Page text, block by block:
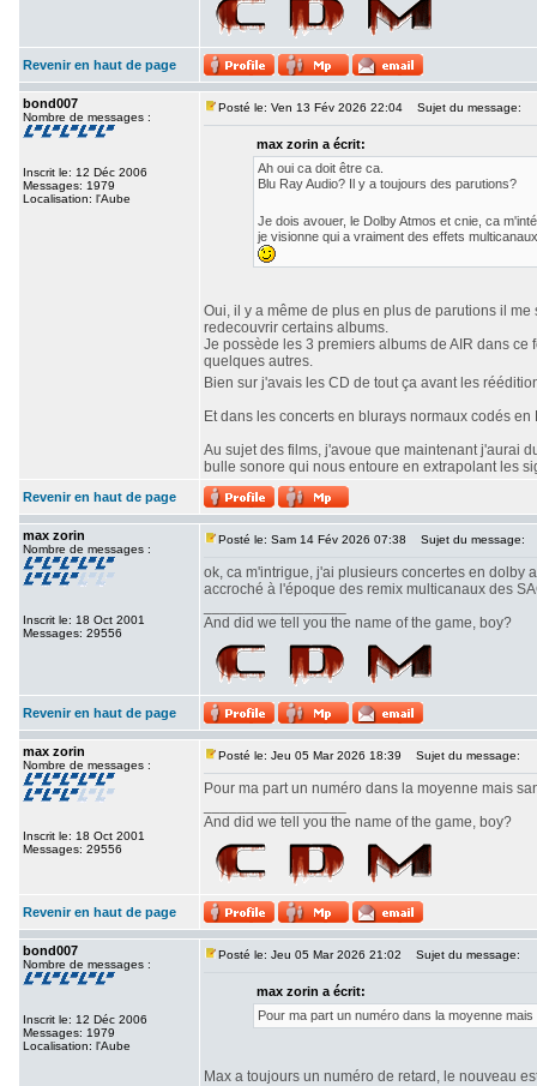
Revenir en haut de page
bond007
Nombre de messages :
Inscrit le: 12 Déc 2006
Messages: 1979
Localisation: l'Aube
Posté le: Ven 13 Fév 2026 22:04 Sujet du message:
max zorin a écrit:
Ah oui ca doit être ca.
Blu Ray Audio? Il y a toujours des parutions?
Je dois avouer, le Dolby Atmos et cnie, ca
je visionne qui a vraiment des effets
Oui, il y a même de plus en plus de parutions il
redecouvrir certains albums.
Je possède les 3 premiers albums de AIR dans
quelques autres.
Bien sur j'avais les CD de tout ça avant les
Et dans les concerts en blurays normaux codés
Au sujet des films, j'avoue que maintenant j'aurai
bulle sonore qui nous entoure en extrapolant les
Revenir en haut de page
max zorin
Nombre de messages :
Inscrit le: 18 Oct 2001
Messages: 29556
Posté le: Sam 14 Fév 2026 07:38 Sujet du message:
ok, ca m'intrigue, j'ai plusieurs concertes en dolby
accroché à l'époque des remix multicanaux des
And did we tell you the name of the game, boy?
Revenir en haut de page
max zorin
Nombre de messages :
Inscrit le: 18 Oct 2001
Messages: 29556
Posté le: Jeu 05 Mar 2026 18:39 Sujet du message:
Pour ma part un numéro dans la moyenne mais
And did we tell you the name of the game, boy?
Revenir en haut de page
bond007
Nombre de messages :
Inscrit le: 12 Déc 2006
Messages: 1979
Localisation: l'Aube
Posté le: Jeu 05 Mar 2026 21:02 Sujet du message:
max zorin a écrit:
Pour ma part un numéro dans la moyenne
Max a toujours un numéro de retard, le nouveau